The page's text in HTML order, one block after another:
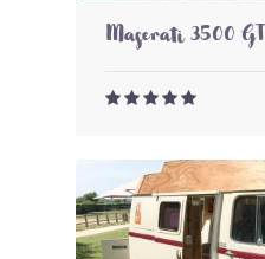
Maserati 3500 GT